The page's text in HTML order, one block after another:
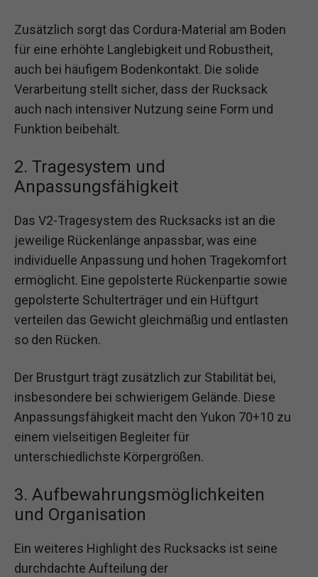
Zusätzlich sorgt das Cordura-Material am Boden
für eine erhöhte Langlebigkeit und Robustheit,
auch bei häufigem Bodenkontakt. Die solide
Verarbeitung stellt sicher, dass der Rucksack
auch nach intensiver Nutzung seine Form und
Funktion beibehält.
2. Tragesystem und
Anpassungsfähigkeit
Das V2-Tragesystem des Rucksacks ist an die
jeweilige Rückenlänge anpassbar, was eine
individuelle Anpassung und hohen Tragekomfort
ermöglicht. Eine gepolsterte Rückenpartie sowie
gepolsterte Schulterträger und ein Hüftgurt
verteilen das Gewicht gleichmäßig und entlasten
so den Rücken.
Der Brustgurt trägt zusätzlich zur Stabilität bei,
insbesondere bei schwierigem Gelände. Diese
Anpassungsfähigkeit macht den Yukon 70+10 zu
einem vielseitigen Begleiter für
unterschiedlichste Körpergrößen.
3. Aufbewahrungsmöglichkeiten
und Organisation
Ein weiteres Highlight des Rucksacks ist seine
durchdachte Aufteilung der